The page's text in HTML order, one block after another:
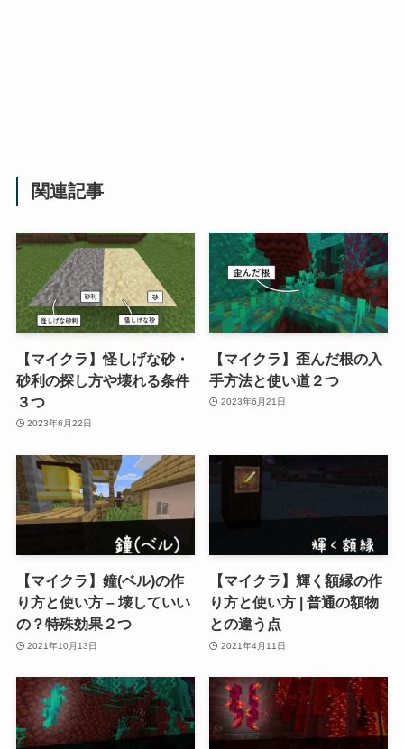
関連記事
【マイクラ】怪しげな砂・
砂利の探し方や壊れる条件
３つ
2023年6月22日
【マイクラ】歪んだ根の入
手方法と使い道２つ
2023年6月21日
【マイクラ】鐘(ベル)の作
り方と使い方 – 壊していい
の？特殊効果２つ
2021年10月13日
【マイクラ】輝く額縁の作
り方と使い方 | 普通の額物
との違う点
2021年4月11日